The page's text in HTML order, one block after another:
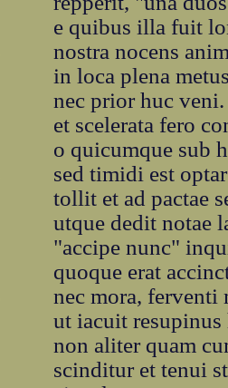
e quibus illa fuit
nostra nocens
in loca plena
nec prior huc
et scelerata fero
o quicumque sub
sed timidi est
tollit et ad pactae
utque dedit notae
"accipe nunc"
quoque erat
nec mora, ferventi
ut iacuit
non aliter quam
scinditur et tenui